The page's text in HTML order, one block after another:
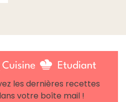
les dernières recettes
votre boîte mail !